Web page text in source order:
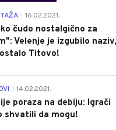
16.02.2021.
čudo nostalgično za
Velenje je izgubilo naziv,
Titovo!
14.02.2021.
poraza na debiju: Igrači
shvatili da mogu!